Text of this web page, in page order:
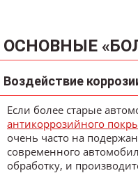
ОСНОВНЫЕ
Воздействие
Если более старые
антикоррозийного
очень часто на
современного
обработку, и